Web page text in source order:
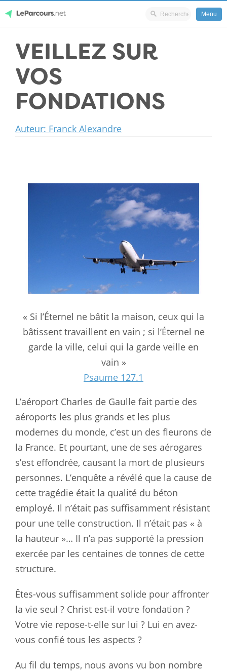
content
LeParcours.net
Menu
VEILLEZ SUR
VOS
FONDATIONS
Auteur: Franck Alexandre
« Si l’Éternel ne bâtit la maison, ceux qui la
bâtissent travaillent en vain ; si l’Éternel ne
garde la ville, celui qui la garde veille en
vain »
Psaume 127.1
L’aéroport Charles de Gaulle fait partie des
aéroports les plus grands et les plus
modernes du monde, c’est un des fleurons de
la France. Et pourtant, une de ses aérogares
s’est effondrée, causant la mort de plusieurs
personnes. L’enquête a révélé que la cause de
cette tragédie était la qualité du béton
employé. Il n’était pas suffisamment résistant
pour une telle construction. Il n’était pas « à
la hauteur »… Il n’a pas supporté la pression
exercée par les centaines de tonnes de cette
structure.
Êtes-vous suffisamment solide pour affronter
la vie seul ? Christ est-il votre fondation ?
Votre vie repose-t-elle sur lui ? Lui en avez-
vous confié tous les aspects ?
Au fil du temps, nous avons vu bon nombre